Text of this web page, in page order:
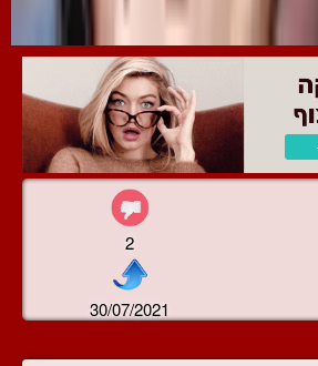
2
30/07/2021